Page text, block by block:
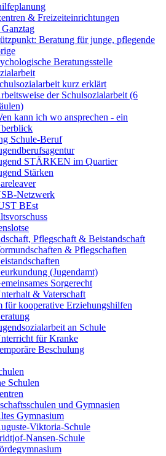
& Freizeiteinrichtungen
Beratung für junge, pflegende
Beratungsstelle
kurz erklärt
der Schulsozialarbeit (6
kann ich wo ansprechen - ein
Schule-Beruf
STÄRKEN im Quartier
Stärken
Netzwerk
BEst
Pflegschaft & Beistandschaft
& Pflegschaften
(Jugendamt)
Sorgerecht
& Vaterschaft
für kooperative Erziehungshilfen
an Schule
für Kranke
Beschulung
Schulen
und Gymnasien
Gymnasium
Viktoria-Schule
Nansen-Schule